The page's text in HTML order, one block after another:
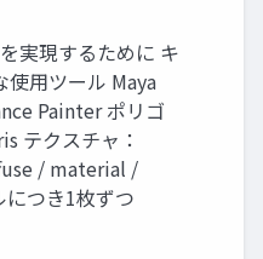
実現するために キ
使用ツール Maya
Painter ポリゴ
テクスチャ：
/ material /
つき1枚ずつ